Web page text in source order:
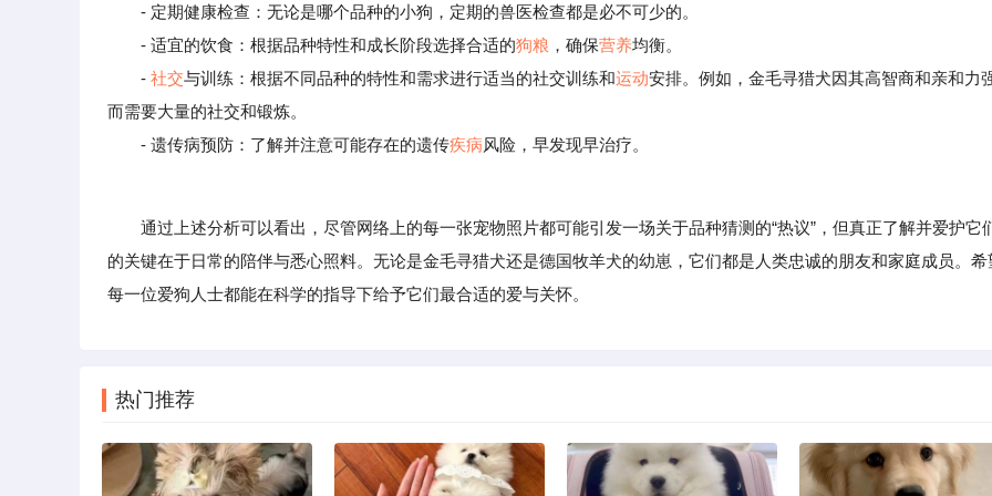
- 定期健康检查：无论是哪个品种的小狗，定期的兽医检查都是必不可少的。
- 适宜的饮食：根据品种特性和成长阶段选择合适的狗粮 ，确保营养均衡。
- 社交与训练：根据不同品种的特性和需求进行适当的社交训练和运动安排。例如，金毛寻猎犬因其高智商和亲和力
而需要大量的社交和锻炼。
- 遗传病预防：了解并注意可能存在的遗传疾病风险，早发现早治疗。
通过上述分析可以看出，尽管网络上的每一张宠物照片都可能引发一场关于品种猜测的“热议”，但真正了解并爱护它
的关键在于日常的陪伴与悉心照料。无论是金毛寻猎犬还是德国牧羊犬的幼崽，它们都是人类忠诚的朋友和家庭成员。希
每一位爱狗人士都能在科学的指导下给予它们最合适的爱与关怀。
热门推荐